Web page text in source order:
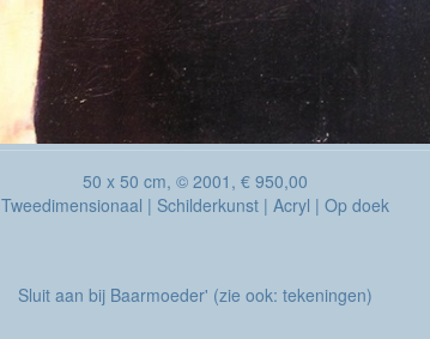
50 x 50 cm, © 2001, € 950,00
Tweedimensionaal | Schilderkunst | Acryl | Op doek
Sluit aan bij Baarmoeder' (zie ook: tekeningen)